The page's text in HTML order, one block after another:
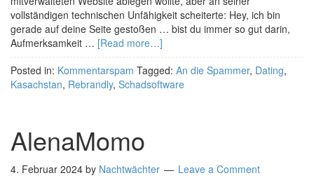
vollständigen technischen Unfähigkeit scheiterte: Hey, ich bin
gerade auf deine Seite gestoßen … bist du immer so gut darin,
Aufmerksamkeit … [Read more…]
Posted in: Kommentarspam Tagged: An die Spammer, Dating,
Kasachstan, Rebrandly, Schadsoftware
AlenaMomo
4. Februar 2024 by Nachtwächter Leave a Comment